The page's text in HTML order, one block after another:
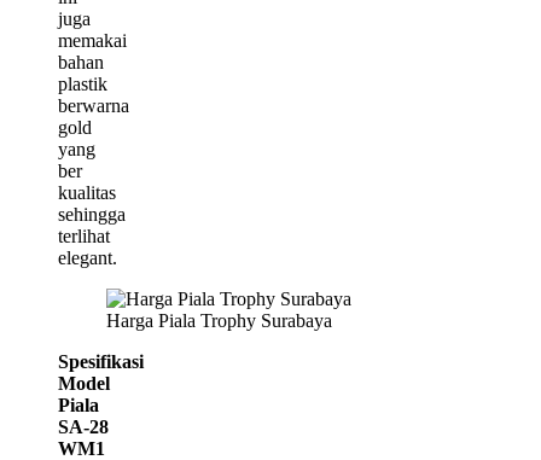
juga
memakai
bahan
plastik
berwarna
gold
yang
ber
kualitas
sehingga
terlihat
elegant.
Harga Piala Trophy Surabaya
Spesifikasi
Model
Piala
SA-28
WM1